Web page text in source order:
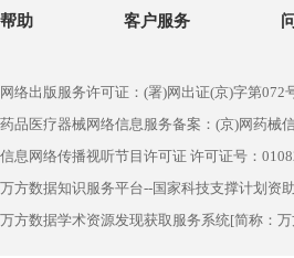
帮助 客户服务
网络出版服务许可证：(署)网出证(京)字第072
药品医疗器械网络信息服务备案：(京)网药械
信息网络传播视听节目许可证 许可证号：
万方数据知识服务平台--国家科技支撑计划资
万方数据学术资源发现获取服务系统[简称：